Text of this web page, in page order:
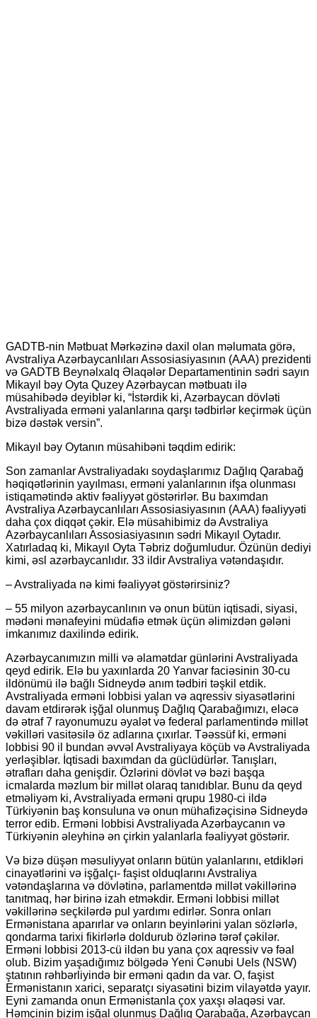
GADTB-nin Mətbuat Mərkəzinə daxil olan məlumata görə,
Avstraliya Azərbaycanlıları Assosiasiyasının (AAA) prezidenti
və GADTB Beynəlxalq Əlaqələr Departamentinin sədri sayın
Mikayıl bəy Oyta Quzey Azərbaycan mətbuatı ilə
müsahibədə deyiblər ki, “İstərdik ki, Azərbaycan dövləti
Avstraliyada erməni yalanlarına qarşı tədbirlər keçirmək üçün
bizə dəstək versin”.
Mikayıl bəy Oytanın müsahibəni təqdim edirik:
Son zamanlar Avstraliyadakı soydaşlarımız Dağlıq Qarabağ
həqiqətlərinin yayılması, erməni yalanlarının ifşa olunması
istiqamətində aktiv fəaliyyət göstərirlər. Bu baxımdan
Avstraliya Azərbaycanlıları Assosiasiyasının (AAA) fəaliyyəti
daha çox diqqət çəkir. Elə müsahibimiz də Avstraliya
Azərbaycanlıları Assosiasiyasının sədri Mikayıl Oytadır.
Xatırladaq ki, Mikayıl Oyta Təbriz doğumludur. Özünün dediyi
kimi, əsl azərbaycanlıdır. 33 ildir Avstraliya vətəndaşıdır.
– Avstraliyada nə kimi fəaliyyət göstərirsiniz?
– 55 milyon azərbaycanlının və onun bütün iqtisadi, siyasi,
mədəni mənafeyini müdafiə etmək üçün əlimizdən gələni
imkanımız daxilində edirik.
Azərbaycanımızın milli və əlamətdar günlərini Avstraliyada
qeyd edirik. Elə bu yaxınlarda 20 Yanvar faciəsinin 30-cu
ildönümü ilə bağlı Sidneydə anım tədbiri təşkil etdik.
Avstraliyada erməni lobbisi yalan və aqressiv siyasətlərini
davam etdirərək işğal olunmuş Dağlıq Qarabağımızı, eləcə
də ətraf 7 rayonumuzu əyalət və federal parlamentində millət
vəkilləri vasitəsilə öz adlarına çıxırlar. Təəssüf ki, erməni
lobbisi 90 il bundan əvvəl Avstraliyaya köçüb və Avstraliyada
yerləşiblər. İqtisadi baxımdan da güclüdürlər. Tanışları,
ətrafları daha genişdir. Özlərini dövlət və bəzi başqa
icmalarda məzlum bir millət olaraq tanıdıblar. Bunu da qeyd
etməliyəm ki, Avstraliyada erməni qrupu 1980-ci ildə
Türkiyənin baş konsuluna və onun mühafizəçisinə Sidneydə
terror edib. Erməni lobbisi Avstraliyada Azərbaycanın və
Türkiyənin əleyhinə ən çirkin yalanlarla fəaliyyət göstərir.
Və bizə düşən məsuliyyət onların bütün yalanlarını, etdikləri
cinayətlərini və işğalçı- faşist olduqlarını Avstraliya
vətəndaşlarına və dövlətinə, parlamentdə millət vəkillərinə
tanıtmaq, hər birinə izah etməkdir. Erməni lobbisi millət
vəkillərinə seçkilərdə pul yardımı edirlər. Sonra onları
Ermənistana aparırlar və onların beyinlərini yalan sözlərlə,
qondarma tarixi fikirlərlə doldurub özlərinə tərəf çəkilər.
Erməni lobbisi 2013-cü ildən bu yana çox aqressiv və fəal
olub. Bizim yaşadığımız bölgədə Yeni Cənubi Uels (NSW)
ştatının rəhbərliyində bir erməni qadın da var. O, faşist
Ermənistanın xarici, separatçı siyasətini bizim vilayətdə yayır.
Eyni zamanda onun Ermənistanla çox yaxşı əlaqəsi var.
Həmçinin bizim işğal olunmuş Dağlıq Qarabağa, Azərbaycan